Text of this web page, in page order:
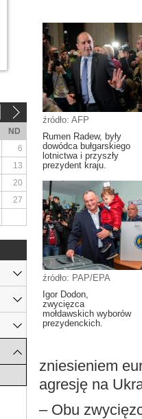
źródło: AFP
Rumen Radew, były
dowódca bułgarskiego
lotnictwa i przyszły
prezydent kraju.
źródło: PAP/EPA
Igor Dodon,
zwycięzca
mołdawskich wyborów
prezydenckich.
zniesieniem
agresję na
– Obu
ND
6
13
20
27